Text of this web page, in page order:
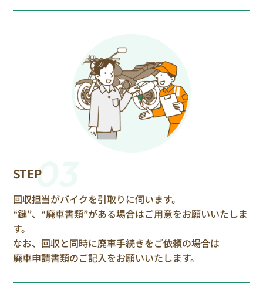
STEP03
回収担当がバイクを引取りに伺います。
“鍵”、“廃車書類”がある場合はご用意をお願いいたしま
す。
なお、回収と同時に廃車手続きをご依頼の場合は
廃車申請書類のご記入をお願いいたします。